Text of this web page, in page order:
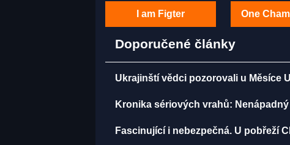
I am Figter One
Doporučené články
Ukrajinští vědci pozorovali u Měsíce
Kronika sériových vrahů:
Fascinující i nebezpečná. U pobřeží